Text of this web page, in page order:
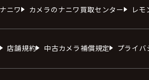
ニワ カメラのナニワ買取センター レモ
店舗規約 中古カメラ補償規定 プライ